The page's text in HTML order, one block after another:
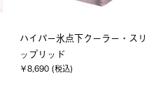
ハイパー氷点下クーラー・スリ
ップリッド
￥8,690 (税込)